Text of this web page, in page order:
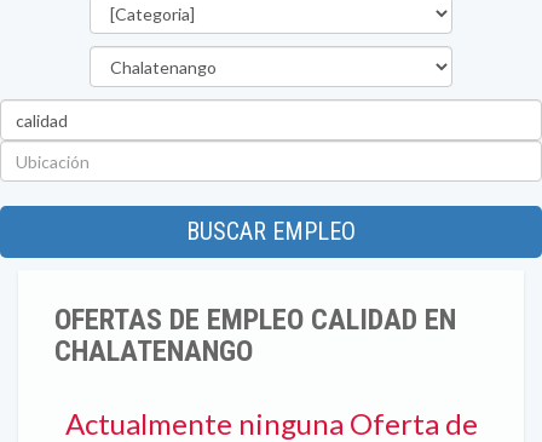
BUSCAR EMPLEO
OFERTAS DE EMPLEO CALIDAD EN
CHALATENANGO
Actualmente ninguna Oferta de